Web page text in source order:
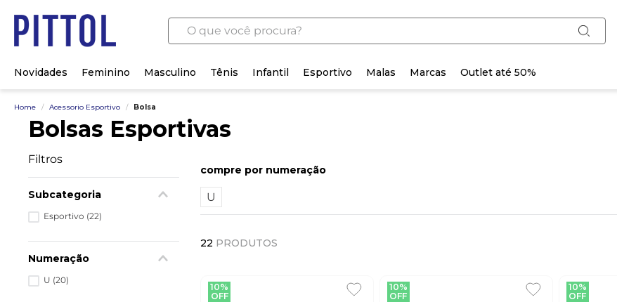
O que você procura?
Novidades Feminino Masculino Tênis Infantil Esportivo Malas Marcas Outlet até 50%
Home / Acessorio Esportivo / Bolsa
Bolsas Esportivas
Filtros
Subcategoria
Esportivo (22)
Numeração
U (20)
numeração
U
22 PRODUTOS
10%
OFF
10%
OFF
10%
OFF